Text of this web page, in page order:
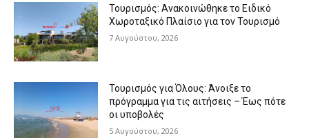
Τουρισμός: Ανακοινώθηκε το Ειδικό
Χωροταξικό Πλαίσιο για τον Τουρισμό
7 Αυγούστου, 2026
Τουρισμός για Όλους: Άνοιξε το
πρόγραμμα για τις αιτήσεις – Έως πότε
οι υποβολές
5 Αυγούστου, 2026